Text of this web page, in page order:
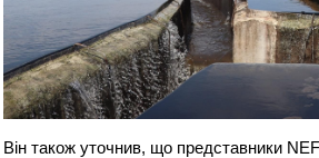
Він також уточнив, що представники